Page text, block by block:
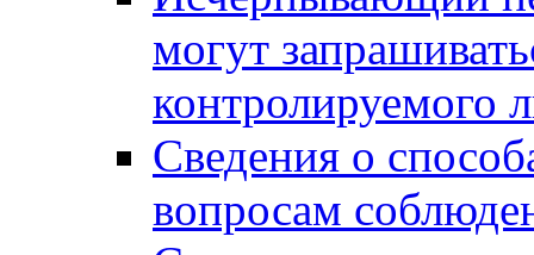
могут
контролируемого
Сведения о
вопросам